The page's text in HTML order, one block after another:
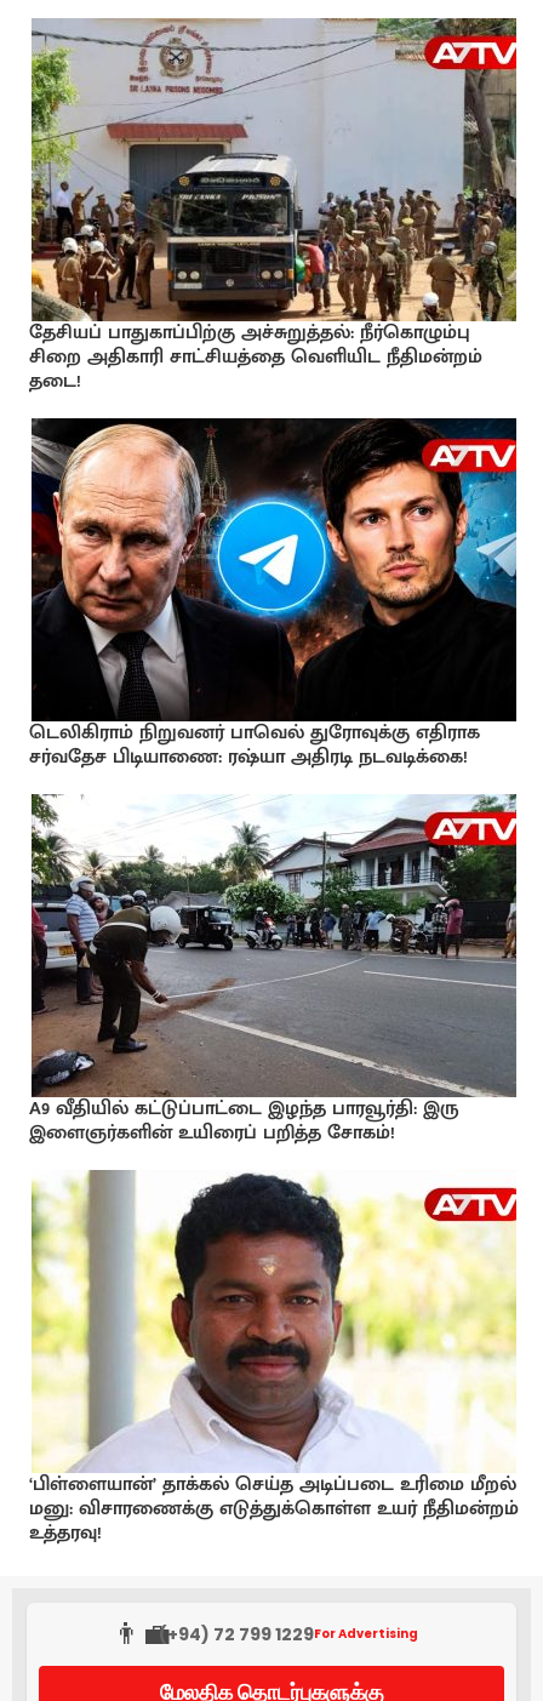
தேசியப் பாதுகாப்பிற்கு அச்சுறுத்தல்: நீர்கொழும்பு
சிறை அதிகாரி சாட்சியத்தை வெளியிட நீதிமன்றம்
தடை!
டெலிகிராம் நிறுவனர் பாவெல் துரோவுக்கு எதிராக
சர்வதேச பிடியாணை: ரஷ்யா அதிரடி நடவடிக்கை!
A9 வீதியில் கட்டுப்பாட்டை இழந்த பாரவூர்தி: இரு
இளைஞர்களின் உயிரைப் பறித்த சோகம்!
‘பிள்ளையான்’ தாக்கல் செய்த அடிப்படை உரிமை மீறல்
மனு: விசாரணைக்கு எடுத்துக்கொள்ள உயர் நீதிமன்றம்
உத்தரவு!
👨‍💼(+94) 72 799 1229For Advertising
மேலதிக தொடர்புகளுக்கு